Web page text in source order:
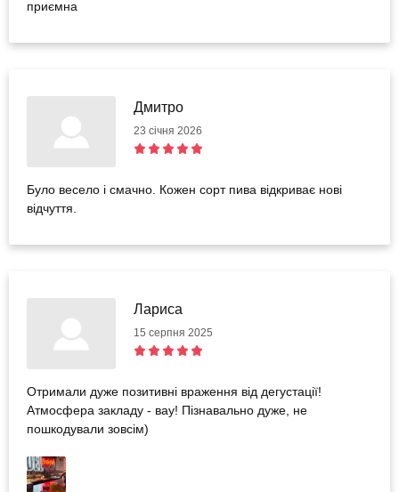
приємна
Дмитро
23 січня 2026
Було весело і смачно. Кожен сорт пива відкриває нові
відчуття.
Лариса
15 серпня 2025
Отримали дуже позитивні враження від дегустації!
Атмосфера закладу - вау! Пізнавально дуже, не
пошкодували зовсім)